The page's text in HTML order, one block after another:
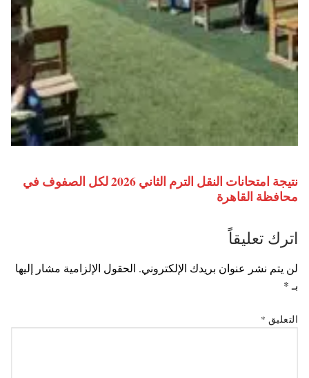
نتيجة امتحانات النقل الترم الثاني 2026 لكل الصفوف في
محافظة القاهرة
اترك تعليقاً
لن يتم نشر عنوان بريدك الإلكتروني. الحقول الإلزامية مشار إليها
بـ*
التعليق *